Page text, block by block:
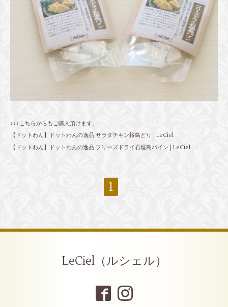
↓↓↓こちらからもご購入頂けます。
【ドットわん】ドットわんの逸品 サラダチキン桜島どり | LeCiel
【ドットわん】ドットわんの逸品 フリーズドライ石垣島パイン | LeCiel
1
LeCiel（ルシェル）